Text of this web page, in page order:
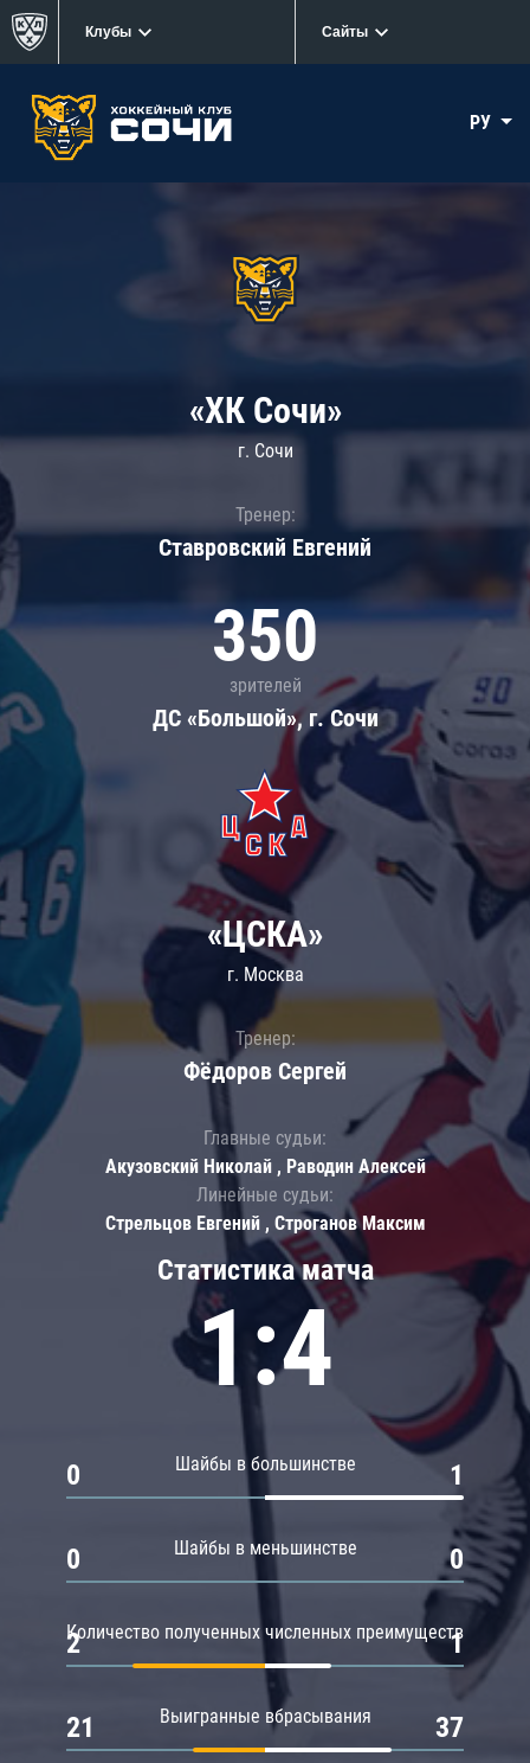
Клубы Сайты
РУ
«ХК Сочи»
г. Сочи
Тренер:
Ставровский Евгений
350
зрителей
ДС «Большой», г. Сочи
Статистика матча
1:4
Шайбы в большинстве
0 1
Шайбы в меньшинстве
0 0
Количество полученных численных преимуществ
2 1
Выигранные вбрасывания
21 37
«ЦСКА»
г. Москва
Тренер:
Фёдоров Сергей
Главные судьи:
Акузовский Николай , Раводин Алексей
Линейные судьи:
Стрельцов Евгений , Строганов Максим